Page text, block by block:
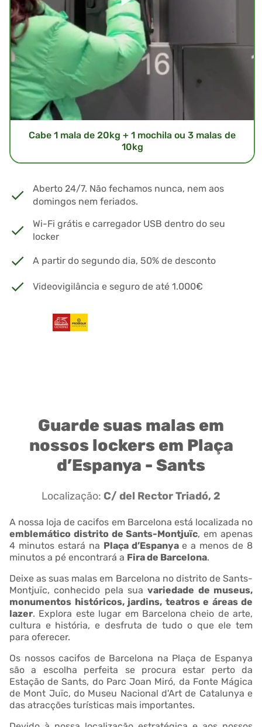
Cabe 1 mala de 20kg + 1 mochila ou 3 malas de
10kg
Aberto 24/7. Não fechamos nunca, nem aos
domingos nem feriados.
Wi-Fi grátis e carregador USB dentro do seu
locker
A partir do segundo dia, 50% de desconto
Videovigilância e seguro de até 1.000€
Guarde suas malas em
nossos lockers em Plaça
d’Espanya - Sants
Localização: C/ del Rector Triadó, 2
A nossa loja de cacifos em Barcelona está localizada no
emblemático distrito de Sants-Montjuïc, em apenas
4 minutos estará na Plaça d’Espanyae a menos de 8
minutos a pé encontrará a Fira de Barcelona.
Deixe as suas malas em Barcelona no distrito de Sants-
Montjuïc, conhecido pela suavariedade de museus,
monumentos históricos, jardins, teatros e áreas de
lazer. Explora este lugar em Barcelona cheio de arte,
cultura e história, e desfruta de tudo o que ele tem
para oferecer.
Os nossos cacifos de Barcelona na Plaça de Espanya
são a escolha perfeita se procura estar perto da
Estação de Sants, do Parc Joan Miró, da Fonte Mágica
de Mont Juïc, do Museu Nacional d'Art de Catalunya e
das atracções turísticas mais importantes.